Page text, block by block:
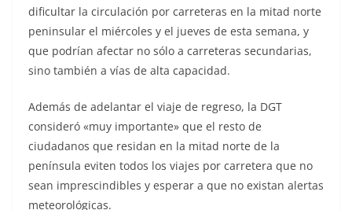
dificultar la circulación por carreteras en la mitad norte
peninsular el miércoles y el jueves de esta semana, y
que podrían afectar no sólo a carreteras secundarias,
sino también a vías de alta capacidad.
Además de adelantar el viaje de regreso, la DGT
consideró «muy importante» que el resto de
ciudadanos que residan en la mitad norte de la
península eviten todos los viajes por carretera que no
sean imprescindibles y esperar a que no existan alertas
meteorológicas.